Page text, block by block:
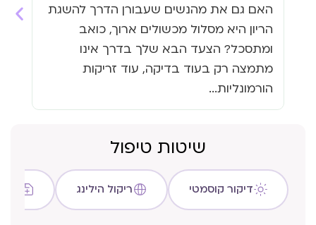
האם גם את מהנשים שעבורן הדרך להשגת
הריון היא מסלול מכשולים ארוך, כואב
ומתסכל? הצעד הבא שלך בדרך אינו
מתמצה רק בעוד בדיקה, עוד זריקות
הורמונליות...
שיטות טיפול
דיקור קוסמטי ריקול הילינג